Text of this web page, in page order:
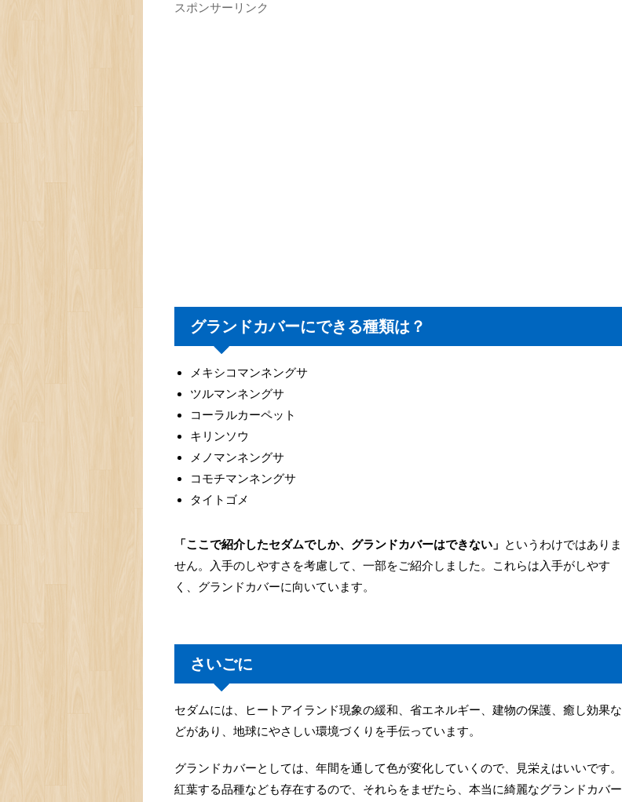
スポンサーリンク
グランドカバーにできる種類は？
メキシコマンネングサ
ツルマンネングサ
コーラルカーペット
キリンソウ
メノマンネングサ
コモチマンネングサ
タイトゴメ
「ここで紹介したセダムでしか、グランドカバーはできない」 というわけではありま
せん。入手のしやすさを考慮して、一部をご紹介しました。これらは入手がしやす
く、グランドカバーに向いています。
さいごに
セダムには、ヒートアイランド現象の緩和、省エネルギー、建物の保護、癒し効果な
どがあり、地球にやさしい環境づくりを手伝っています。
グランドカバーとしては、年間を通して色が変化していくので、見栄えはいいです。
紅葉する品種なども存在するので、それらをまぜたら、本当に綺麗なグランドカバー